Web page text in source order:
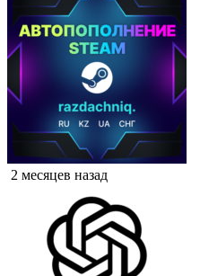
2 месяцев назад